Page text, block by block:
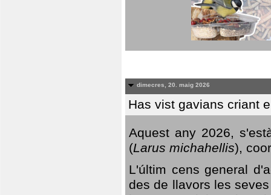
dimecres, 20. maig 2026
Has vist gavians criant
Aquest any 2026,
(Larus michahellis),
L'últim cens general
des de llavors les